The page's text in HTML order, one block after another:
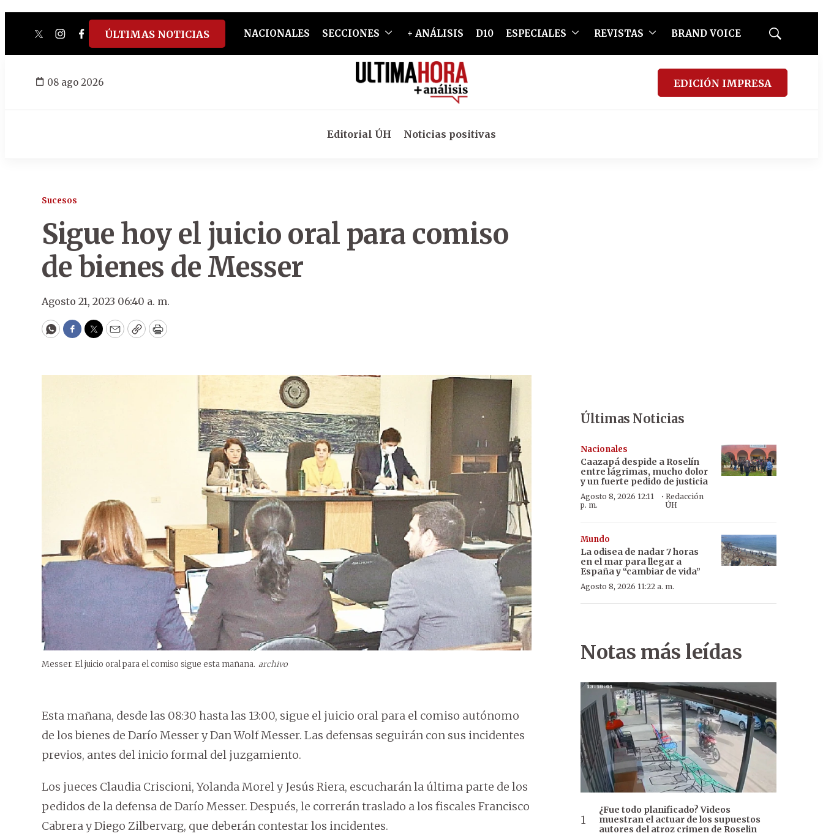
twitterinstagram
facebook
tiktokyoutube
spotify
ÚLTIMAS NOTICIAS NACIONALES SECCIONES + ANÁLISIS D10 ESPECIALES REVISTAS BRAND VOICE
Mostrar
08 ago 2026 EDICIÓN IMPRESA
Editorial ÚH Noticias positivas
Sucesos
Sigue hoy el juicio oral para comiso
de bienes de Messer
Agosto 21, 2023 06:40 a. m.
WhatsApp
Facebook
Twitter
EmailCopyPrint
Messer. El juicio oral para el comiso sigue esta mañana. archivo
Esta mañana, desde las 08:30 hasta las 13:00, sigue el juicio oral para el comiso autónomo
de los bienes de Darío Messer y Dan Wolf Messer. Las defensas seguirán con sus incidentes
previos, antes del inicio formal del juzgamiento.
Los jueces Claudia Criscioni, Yolanda Morel y Jesús Riera, escucharán la última parte de los
pedidos de la defensa de Darío Messer. Después, le correrán traslado a los fiscales Francisco
Cabrera y Diego Zilbervarg, que deberán contestar los incidentes.
Últimas Noticias
Nacionales
Caazapá despide a Roselín
entre lágrimas, mucho dolor
y un fuerte pedido de justicia
Agosto 8, 2026 12:11
p. m.
· Redacción
ÚH
Mundo
La odisea de nadar 7 horas
en el mar para llegar a
España y “cambiar de vida”
Agosto 8, 2026 11:22 a. m.
Notas más leídas
¿Fue todo planificado? Videos
muestran el actuar de los supuestos
autores del atroz crimen de Roselin